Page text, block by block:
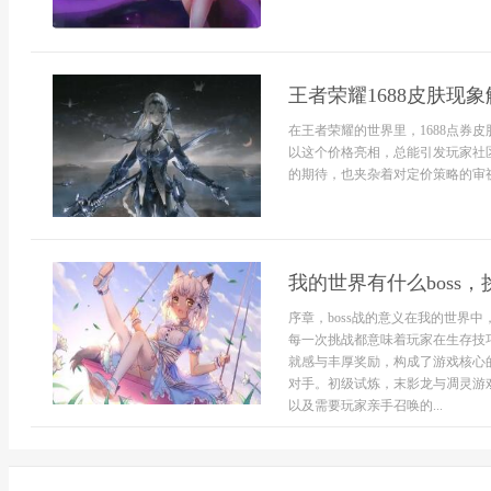
王者荣耀1688皮肤现
在王者荣耀的世界里，1688点券
以这个价格亮相，总能引发玩家
的期待，也夹杂着对定价策略的审
我的世界有什么boss，
序章，boss战的意义在我的世界
每一次挑战都意味着玩家在生存
就感与丰厚奖励，构成了游戏核
对手。初级试炼，末影龙与凋灵
以及需要玩家亲手召唤的...